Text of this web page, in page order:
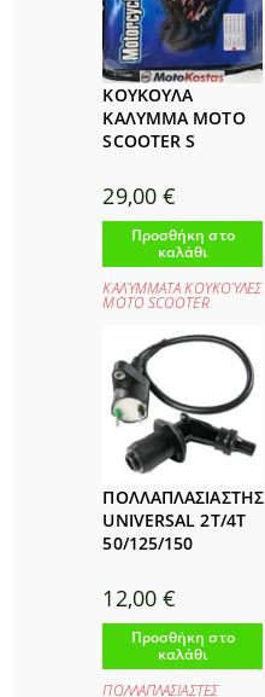
ΚΟΥΚΟΥΛΑ
ΚΑΛΥΜΜΑ MOTO
SCOOTER S
29,00€
Προσθήκη στο
καλάθι
ΚΑΛΎΜΜΑΤΑ ΚΟΥΚΟΎΛΕΣ
ΜΟΤΟ SCOOTER
ΠΟΛΛΑΠΛΑΣΙΑΣΤΗΣ
UNIVERSAL 2T/4T
50/125/150
12,00€
Προσθήκη στο
καλάθι
ΠΟΛΛΑΠΛΑΣΙΑΣΤΕΣ